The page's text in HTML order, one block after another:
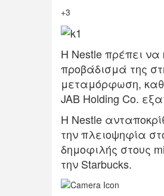
+3
Η Nestle πρέπει
προβάδισμά της
μεταμόρφωση,
JAB Holding Co.
Η Nestle
την πλειοψηφία
δημοφιλής στους
την Starbucks.